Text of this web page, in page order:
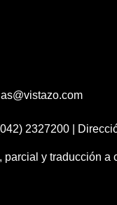
2327200 |
y traducción